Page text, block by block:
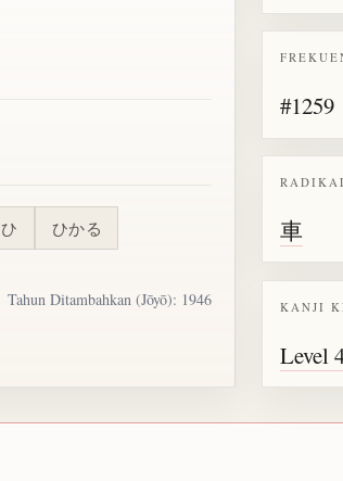
ひ ひかる
Tahun Ditambahkan (Jōyō): 1946
#1259
車
KANJI
Level